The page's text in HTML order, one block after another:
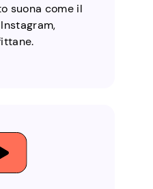
suona come il